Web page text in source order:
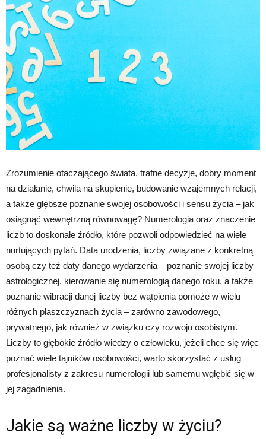
Zrozumienie otaczającego świata, trafne decyzje, dobry moment
na działanie, chwila na skupienie, budowanie wzajemnych relacji,
a także głębsze poznanie swojej osobowości i sensu życia – jak
osiągnąć wewnętrzną równowagę? Numerologia oraz znaczenie
liczb to doskonałe źródło, które pozwoli odpowiedzieć na wiele
nurtujących pytań. Data urodzenia, liczby związane z konkretną
osobą czy też daty danego wydarzenia – poznanie swojej liczby
astrologicznej, kierowanie się numerologią danego roku, a także
poznanie wibracji danej liczby bez wątpienia pomoże w wielu
różnych płaszczyznach życia – zarówno zawodowego,
prywatnego, jak również w związku czy rozwoju osobistym.
Liczby to głębokie źródło wiedzy o człowieku, jeżeli chce się więc
poznać wiele tajników osobowości, warto skorzystać z usług
profesjonalisty z zakresu numerologii lub samemu wgłębić się w
jej zagadnienia.
Jakie są ważne liczby w życiu?